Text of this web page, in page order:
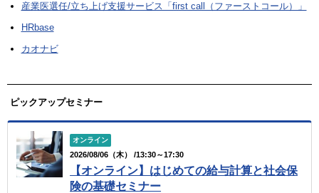
産業医選任/立ち上げ支援サービス「first call（ファーストコール）」
HRbase
カオナビ
ピックアップセミナー
オンライン
2026/08/06（木） /13:30～17:30
【オンライン】はじめての給与計算と社会保
険の基礎セミナー